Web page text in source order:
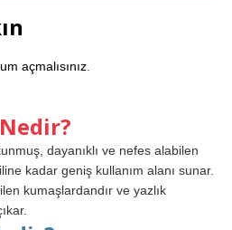
açmalısınız
dayanıklı ve nefes alabilen
kadar geniş kullanım alanı sunar.
kumaşlardandır ve yazlık